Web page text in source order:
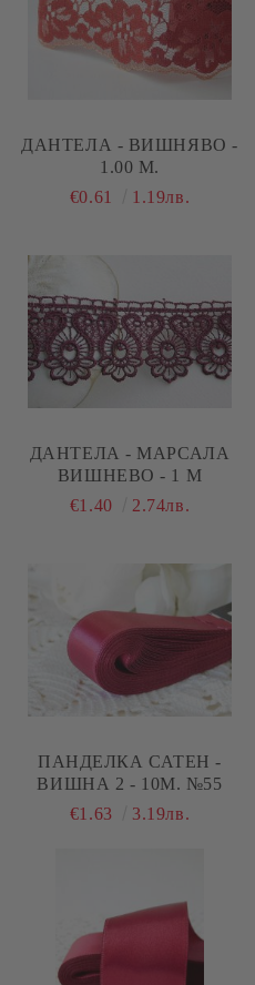
ДАНТЕЛА - ВИШНЯВО -
1.00 М.
€0.61
1.19лв.
ДАНТЕЛА - МАРСАЛА
ВИШНЕВО - 1 М
€1.40
2.74лв.
ПАНДЕЛКА САТЕН -
ВИШНА 2 - 10М. №55
€1.63
3.19лв.